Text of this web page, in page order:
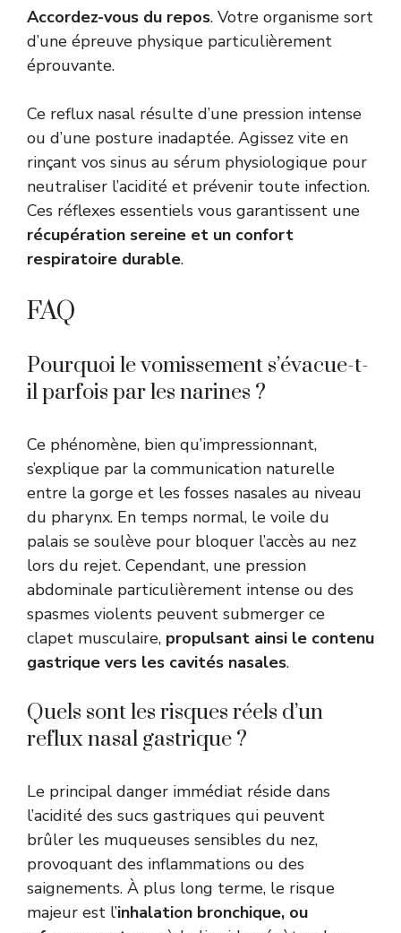
Accordez-vous du repos. Votre organisme sort
d’une épreuve physique particulièrement
éprouvante.
Ce reflux nasal résulte d’une pression intense
ou d’une posture inadaptée. Agissez vite en
rinçant vos sinus au sérum physiologique pour
neutraliser l’acidité et prévenir toute infection.
Ces réflexes essentiels vous garantissent une
récupération sereine et un confort
respiratoire durable.
FAQ
Pourquoi le vomissement s’évacue-t-
il parfois par les narines ?
Ce phénomène, bien qu’impressionnant,
s’explique par la communication naturelle
entre la gorge et les fosses nasales au niveau
du pharynx. En temps normal, le voile du
palais se soulève pour bloquer l’accès au nez
lors du rejet. Cependant, une pression
abdominale particulièrement intense ou des
spasmes violents peuvent submerger ce
clapet musculaire, propulsant ainsi le contenu
gastrique vers les cavités nasales.
Quels sont les risques réels d’un
reflux nasal gastrique ?
Le principal danger immédiat réside dans
l’acidité des sucs gastriques qui peuvent
brûler les muqueuses sensibles du nez,
provoquant des inflammations ou des
saignements. À plus long terme, le risque
majeur est l’inhalation bronchique, ou